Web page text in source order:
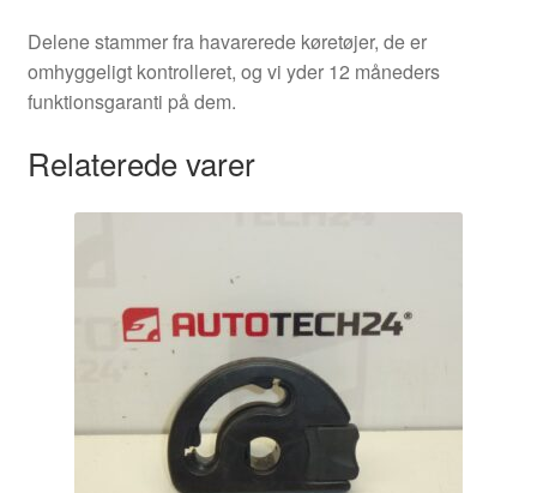
Delene stammer fra havarerede køretøjer, de er
omhyggeligt kontrolleret, og vi yder 12 måneders
funktionsgaranti på dem.
Relaterede varer